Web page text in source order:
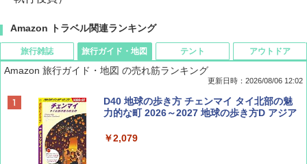
Amazon トラベル関連ランキング
旅行雑誌
ディズニーファン ２０２６年 ９月号 [雑
誌] (ＤＩＳＮＥＹ ＦＡＮ)
￥713
旅行ガイド・地図
Amazon 旅行ガイド・地図 の売れ筋ランキング
更新日時：2026/08/06 12:02
D40 地球の歩き方 チェンマイ タイ北部の魅
力的な町 2026～2027 地球の歩き方D アジア
￥2,079
テント アウトドア